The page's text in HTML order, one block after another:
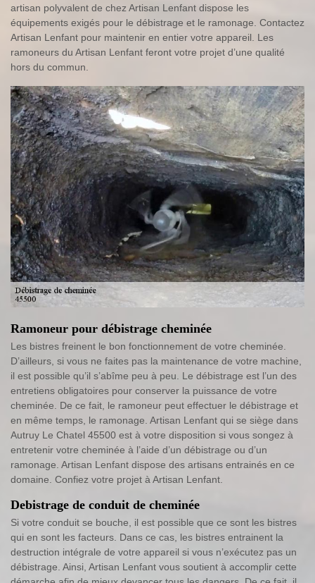
artisan polyvalent de chez Artisan Lenfant dispose les
équipements exigés pour le débistrage et le ramonage. Contactez
Artisan Lenfant pour maintenir en entier votre appareil. Les
ramoneurs du Artisan Lenfant feront votre projet d’une qualité
hors du commun.
Ramoneur pour débistrage cheminée
Les bistres freinent le bon fonctionnement de votre cheminée.
D’ailleurs, si vous ne faites pas la maintenance de votre machine,
il est possible qu’il s’abîme peu à peu. Le débistrage est l’un des
entretiens obligatoires pour conserver la puissance de votre
cheminée. De ce fait, le ramoneur peut effectuer le débistrage et
en même temps, le ramonage. Artisan Lenfant qui se siège dans
Autruy Le Chatel 45500 est à votre disposition si vous songez à
entretenir votre cheminée à l’aide d’un débistrage ou d’un
ramonage. Artisan Lenfant dispose des artisans entrainés en ce
domaine. Confiez votre projet à Artisan Lenfant.
Debistrage de conduit de cheminée
Si votre conduit se bouche, il est possible que ce sont les bistres
qui en sont les facteurs. Dans ce cas, les bistres entrainent la
destruction intégrale de votre appareil si vous n’exécutez pas un
débistrage. Ainsi, Artisan Lenfant vous soutient à accomplir cette